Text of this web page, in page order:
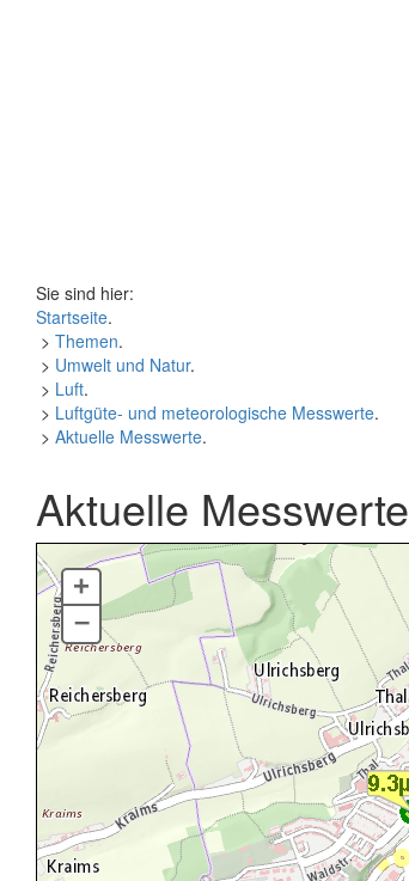
Sie sind hier:
Startseite.
> Themen.
> Umwelt und Natur.
> Luft.
> Luftgüte- und meteorologische Messwerte.
> Aktuelle Messwerte.
Aktuelle Messwerte
+
–